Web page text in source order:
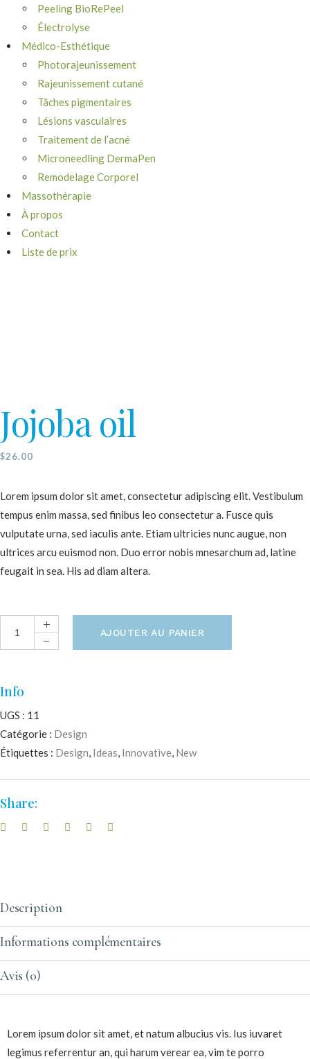
Peeling BioRePeel
Électrolyse
Médico-Esthétique
Photorajeunissement
Rajeunissement cutané
Tâches pigmentaires
Lésions vasculaires
Traitement de l’acné
Microneedling DermaPen
Remodelage Corporel
Massothérapie
À propos
Contact
Liste de prix
Jojoba oil
$26.00
Lorem ipsum dolor sit amet, consectetur adipiscing elit. Vestibulum
tempus enim massa, sed finibus leo consectetur a. Fusce quis
vulputate urna, sed iaculis ante. Etiam ultricies nunc augue, non
ultrices arcu euismod non. Duo error nobis mnesarchum ad, latine
feugait in sea. His ad diam altera.
AJOUTER AU PANIER
Info
UGS : 11
Catégorie : Design
Étiquettes : Design, Ideas, Innovative, New
Share:
Description
Informations complémentaires
Avis (0)
Lorem ipsum dolor sit amet, et natum albucius vis. Ius iuvaret
legimus referrentur an, qui harum verear ea, vim te porro